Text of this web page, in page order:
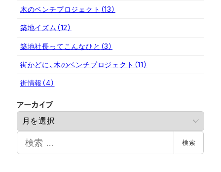
木のベンチプロジェクト （13）
築地イズム （12）
築地社長ってこんなひと （3）
街かどに、木のベンチプロジェクト （11）
街情報 （4）
アーカイブ
カ
検
検索